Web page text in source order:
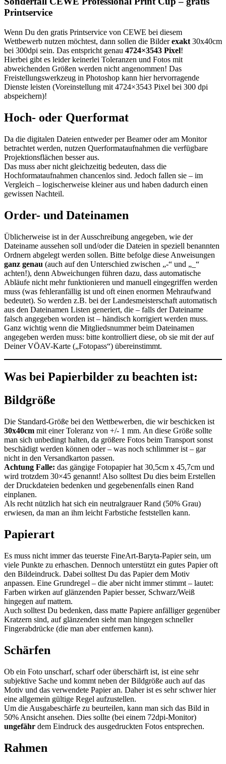
Printservice
Wenn Du den gratis Printservice von CEWE bei diesem
Wettbewerb nutzen möchtest, dann sollen die Bilderexakt 30x40cm
bei 300dpi sein. Das entspricht genau 4724×3543 Pixel!
Hierbei gibt es leider keinerlei Toleranzen und Fotos mit
abweichenden Größen werden nicht angenommen! Das
Freistellungswerkzeug in Photoshop kann hier hervorragende
Dienste leisten (Voreinstellung mit 4724×3543 Pixel bei 300 dpi
abspeichern)!
Hoch- oder Querformat
Da die digitalen Dateien entweder per Beamer oder am Monitor
betrachtet werden, nutzen Querformataufnahmen die verfügbare
Projektionsflächen besser aus.
Das muss aber nicht gleichzeitig bedeuten, dass die
Hochformataufnahmen chancenlos sind. Jedoch fallen sie – im
Vergleich – logischerweise kleiner aus und haben dadurch einen
gewissen Nachteil.
Order- und Dateinamen
Üblicherweise ist in der Ausschreibung angegeben, wie der
Dateiname aussehen soll und/oder die Dateien in speziell benannten
Ordnern abgelegt werden sollen. Bitte befolge diese Anweisungen
ganz genau (auch auf den Unterschied zwischen „-“ und „_“
achten!), denn Abweichungen führen dazu, dass automatische
Abläufe nicht mehr funktionieren und manuell eingegriffen werden
muss (was fehleranfällig ist und oft einen enormen Mehraufwand
bedeutet). So werden z.B. bei der Landesmeisterschaft automatisch
aus den Dateinamen Listen generiert, die – falls der Dateiname
falsch angegeben worden ist – händisch korrigiert werden muss.
Ganz wichtig wenn die Mitgliedsnummer beim Dateinamen
angegeben werden muss: bitte kontrolliert diese, ob sie mit der auf
Deiner VÖAV-Karte („Fotopass“) übereinstimmt.
Was bei Papierbilder zu beachten ist:
Bildgröße
Die Standard-Größe bei den Wettbewerben, die wir beschicken ist
30x40cm mit einer Toleranz von +/- 1 mm. An diese Größe sollte
man sich unbedingt halten, da größere Fotos beim Transport sonst
beschädigt werden können oder – was noch schlimmer ist – gar
nicht in den Versandkarton passen.
Achtung Falle: das gängige Fotopapier hat 30,5cm x 45,7cm und
wird trotzdem 30×45 genannt! Also solltest Du dies beim Erstellen
der Druckdateien bedenken und gegebenenfalls einen Rand
einplanen.
Als recht nützlich hat sich ein neutralgrauer Rand (50% Grau)
erwiesen, da man an ihm leicht Farbstiche feststellen kann.
Papierart
Es muss nicht immer das teuerste FineArt-Baryta-Papier sein, um
viele Punkte zu erhaschen. Dennoch unterstützt ein gutes Papier oft
den Bildeindruck. Dabei solltest Du das Papier dem Motiv
anpassen. Eine Grundregel – die aber nicht immer stimmt – lautet:
Farben wirken auf glänzenden Papier besser, Schwarz/Weiß
hingegen auf mattem.
Auch solltest Du bedenken, dass matte Papiere anfälliger gegenüber
Kratzern sind, auf glänzenden sieht man hingegen schneller
Fingerabdrücke (die man aber entfernen kann).
Schärfen
Ob ein Foto unscharf, scharf oder überschärft ist, ist eine sehr
subjektive Sache und kommt neben der Bildgröße auch auf das
Motiv und das verwendete Papier an. Daher ist es sehr schwer hier
eine allgemein gültige Regel aufzustellen.
Um die Ausgabeschärfe zu beurteilen, kann man sich das Bild in
50% Ansicht ansehen. Dies sollte (bei einem 72dpi-Monitor)
ungefähr dem Eindruck des ausgedruckten Fotos entsprechen.
Rahmen